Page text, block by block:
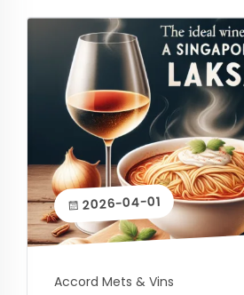
2026-04-01
Accord Mets & Vins